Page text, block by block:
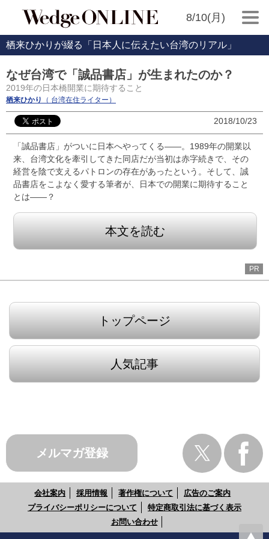
8/10(月)
栖来ひかりが綴る「日本人に伝えたい台湾のリアル」
なぜ台湾で「誠品書店」が生まれたのか？
2019年の日本橋開業に期待すること
栖来ひかり （ 台湾在住ライター）
2018/10/23
「誠品書店」がついに日本へやってくる――。1989年の開業以
来、台湾文化を牽引してきた同店だが当初は赤字続きで、その
経営を陰で支えるパトロンの存在があったという。そして、誠
品書店をこよなく愛する筆者が、日本での開業に期待すること
とは――？
本文を読む
PR
トップページ
人気記事
メルマガ登録
会社案内 採用情報 著作権について
広告のご案内
プライバシーポリシーについて
特定商取引法に基づく表示
お問い合わせ